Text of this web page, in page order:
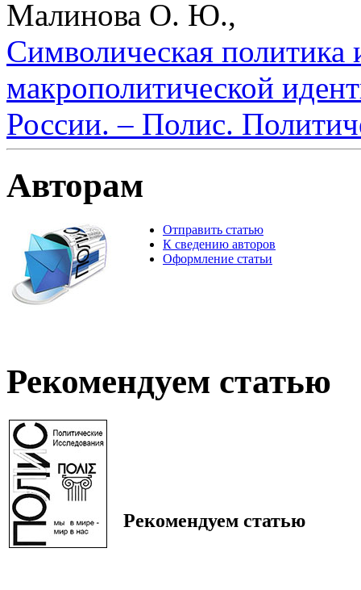
Малинова О. Ю.,
Символическая политика
макрополитической
России. – Полис.
Авторам
Отправить статью
К сведению авторов
Оформление статьи
Рекомендуем статью
Рекомендуем статью